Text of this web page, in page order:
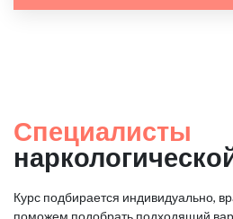
Специалисты
Курс подбирается индивидуально,
поможем подобрать подходящий